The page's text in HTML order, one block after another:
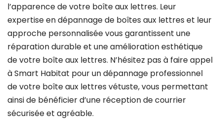
l’apparence de votre boîte aux lettres. Leur
expertise en dépannage de boîtes aux lettres et leur
approche personnalisée vous garantissent une
réparation durable et une amélioration esthétique
de votre boîte aux lettres. N’hésitez pas à faire appel
à Smart Habitat pour un dépannage professionnel
de votre boîte aux lettres vétuste, vous permettant
ainsi de bénéficier d’une réception de courrier
sécurisée et agréable.